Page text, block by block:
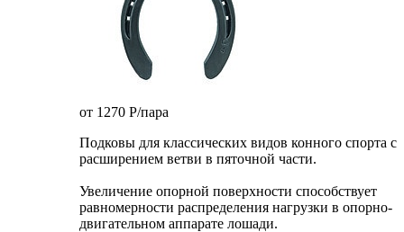
от 1270 P/пара
Подковы для классических видов конного спорта с
расширением ветви в пяточной части.
Увеличение опорной поверхности способствует
равномерности распределения нагрузки в опорно-
двигательном аппарате лошади.